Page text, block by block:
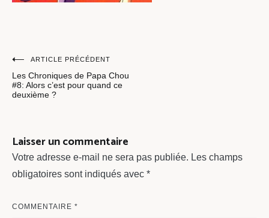
Navigation
de
ARTICLE PRÉCÉDENT
Les Chroniques de Papa Chou
#8: Alors c’est pour quand ce
deuxième ?
Laisser un commentaire
Votre adresse e-mail ne sera pas publiée. Les champs
obligatoires sont indiqués avec *
COMMENTAIRE *